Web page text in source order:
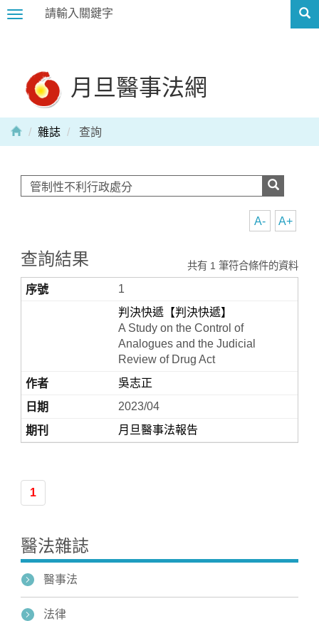
Toggle
月旦醫事法網
Home
雜誌 查詢
A+
A-
查詢結果 共有 1 筆符合條件的資料
1
判決快遞【判決快遞】
A Study on the Control of
Analogues and the Judicial
Review of Drug Act
吳志正
2023/04
月旦醫事法報告
1
醫法雜誌
醫事法
法律